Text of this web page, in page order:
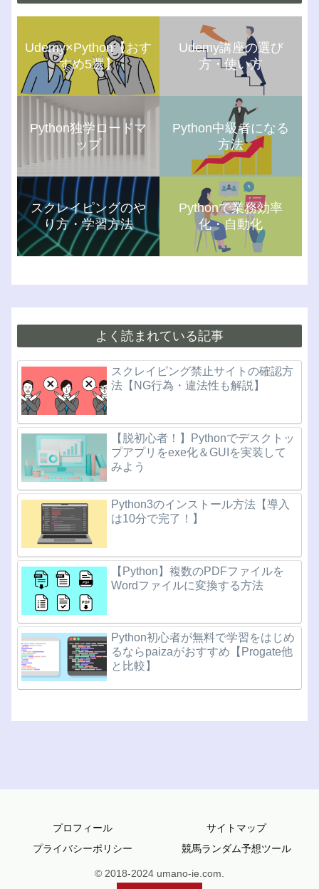
Udemy×Python【おす
すめ5選】
Udemy講座の選び
方・使い方
Python独学ロードマ
ップ
Python中級者になる
方法
スクレイピングのや
り方・学習方法
Pythonで業務効率
化・自動化
よく読まれている記事
スクレイピング禁止サイトの確認方
法【NG行為・違法性も解説】
【脱初心者！】Pythonでデスクトッ
プアプリをexe化＆GUIを実装して
みよう
Python3のインストール方法【導入
は10分で完了！】
【Python】複数のPDFファイルを
Wordファイルに変換する方法
Python初心者が無料で学習をはじめ
るならpaizaがおすすめ【Progate他
と比較】
プロフィール
サイトマップ
プライバシーポリシー
競馬ランダム予想ツール
© 2018-2024 umano-ie.com.